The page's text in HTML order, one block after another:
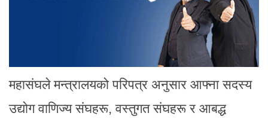
महासंघले मन्त्रालयको परिपत्र अनुसार आफ्ना सदस्य
उद्योग वाणिज्य संघहरू, वस्तुगत संघहरू र आबद्ध